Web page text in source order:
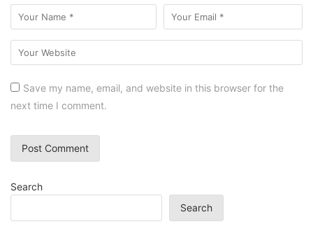
Save my name, email, and website in this browser for the
next time I comment.
Search
Search